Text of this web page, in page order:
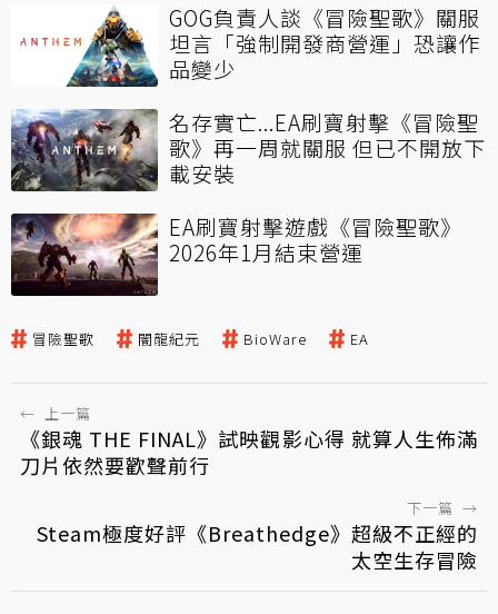
GOG負責人談《冒險聖歌》關服
坦言「強制開發商營運」恐讓作
品變少
名存實亡...EA刷寶射擊《冒險聖
歌》再一周就關服 但已不開放下
載安裝
EA刷寶射擊遊戲《冒險聖歌》
2026年1月結束營運
冒險聖歌 闇龍紀元 BioWare EA
← 上一篇
《銀魂 THE FINAL》試映觀影心得 就算人生佈滿
刀片依然要歡聲前行
下一篇 →
Steam極度好評《Breathedge》超級不正經的
太空生存冒險